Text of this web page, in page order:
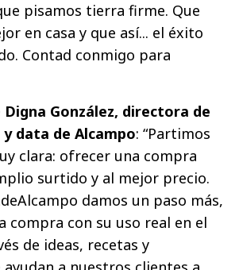
pisamos tierra firme. Que
en casa y que así... el éxito
Contad conmigo para
Digna González, directora de
data de Alcampo: “Partimos
clara: ofrecer una compra
surtido y al mejor precio.
damos un paso más,
compra con su uso real en el
de ideas, recetas y